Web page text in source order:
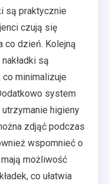
są praktycznie
czują się
co dzień. Kolejną
są
co minimalizuje
system
higieny
zdjąć podczas
wspomnieć o
możliwość
co ułatwia